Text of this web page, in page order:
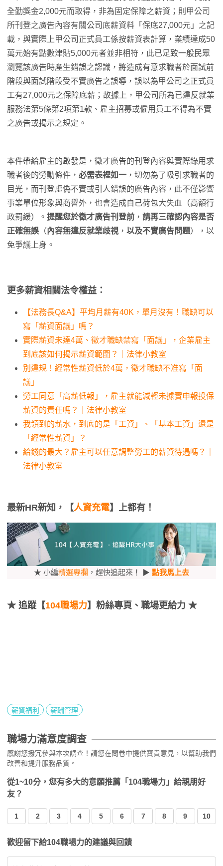
全勤獎金2,000元而取得，非為固定保障之薪資；則甲公司
所刊登之廣告內容有關公司底薪資料「保底27,000元」之記
載，與實際上甲公司正式員工係按薪資表計算，業績達成50
萬元始有點數津貼5,000元者並非相符，此已足致一般民眾
瀏覽該廣告時產生錯誤之認識，將造成有意求職者於面試前
階段與面試階段受不實廣告之誤導，誤以為甲公司之正式員
工有27,000元之保障底薪；故據上，甲公司所為已違反就業
服務法第5條第2項第1款、雇主招募或僱用員工不得為不實
之廣告或揭示之規定。
本件帶給雇主的啟發是，徵才廣告的刊登內容與實際錄用求
職者後的勞動條件， 必需表裡如一 ，切勿為了吸引求職者的
目光，而刊登虛偽不實或引人錯誤的廣告內容，此不僅影響
事業單位形象與商譽外，也會造成自己荷包大失血（高額行
政罰緩）。 提醒您於徵才廣告刊登前 ， 請再三確認內容是否
正確無誤 （內容無違反就業歧視 ， 以及不實廣告問題），以
免爭議上身。
更多薪資相關法令權益：
【法務長Q&A】平均月薪有40K，單月沒有！職缺可以
寫「薪資面議」嗎？
實際薪資未達4萬、徵才職缺禁寫「面議」，企業雇主
到底該如何揭示薪資範圍？｜法律小教室
別違規！經常性薪資低於4萬，徵才職缺不准寫「面
議」
勞工同意「高薪低報」，雇主就能減輕未據實申報投保
薪資的責任嗎？｜法律小教室
我領到的薪水，到底的是「工資」、「基本工資」還是
「經常性薪資」？
給錢的最大？雇主可以任意調整勞工的薪資待遇嗎？｜
法律小教室
最新HR新知，【人資充電】上都有！
★ 小編精選專欄 ，趕快追起來！ ▶ 點我馬上去
★ 追蹤【104職場力】粉絲專頁、職場更給力 ★
薪資福利 薪酬管理
職場力滿意度調查
感謝您撥冗參與本次調查！請您在問卷中提供寶貴意見，以幫助我們
改善和提升服務品質。
從1~10分，您有多大的意願推薦「104職場力」給親朋好
友？
1 2 3 4 5 6 7 8 9 10
歡迎留下給104職場力的建議與回饋